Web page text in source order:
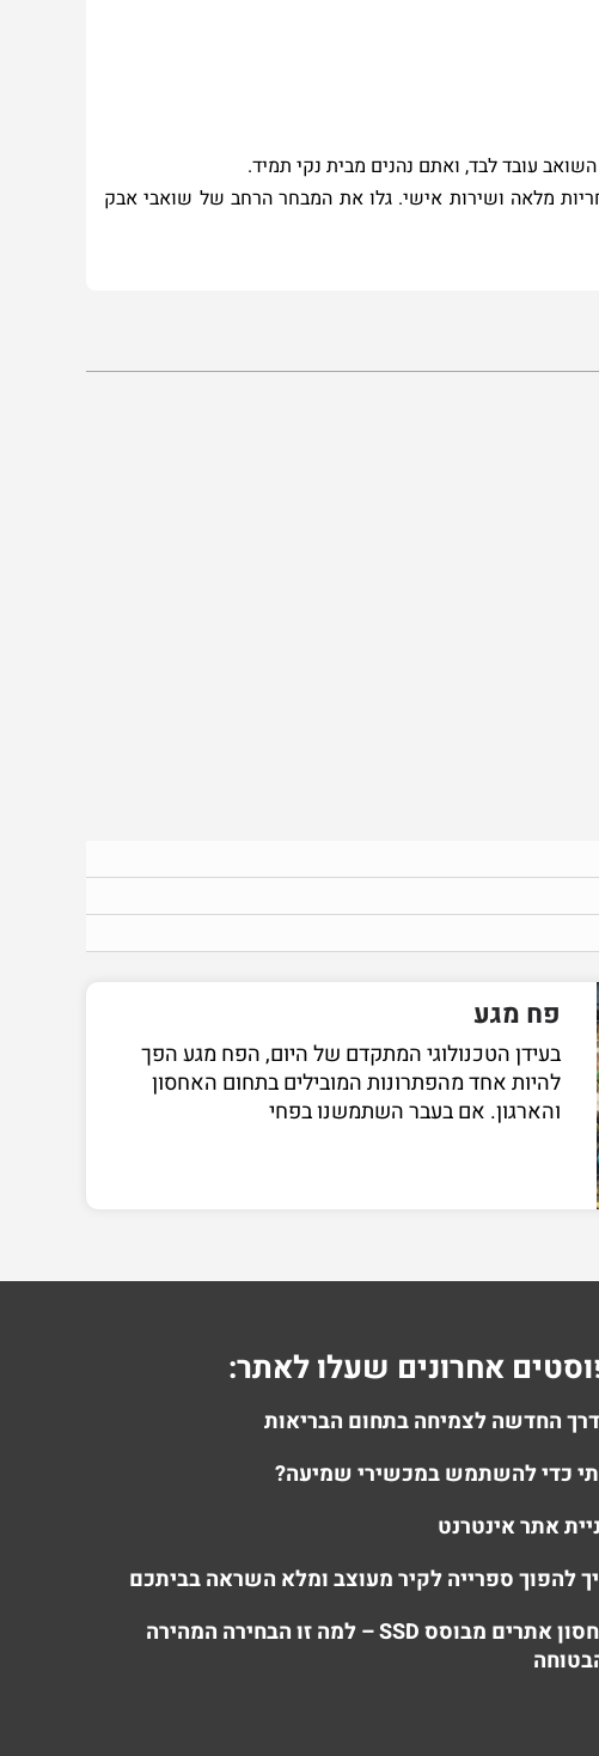
עובד לבד, ואתם נהנים מבית נקי תמיד.
מלאה ושירות אישי. גלו את המבחר הרחב של שואבי אבק
פח מגע
בעידן הטכנולוגי המתקדם של היום, הפח מגע הפך
להיות אחד מהפתרונות המובילים בתחום האחסון
והארגון. אם בעבר השתמשנו בפחי
אחרונים שעלו לאתר:
החדשה לצמיחה בתחום הבריאות
כדי להשתמש במכשירי שמיעה?
אתר אינטרנט
להפוך ספרייה לקיר מעוצב ומלא השראה בביתכם
אחסון אתרים מבוסס SSD – למה זו הבחירה המהירה